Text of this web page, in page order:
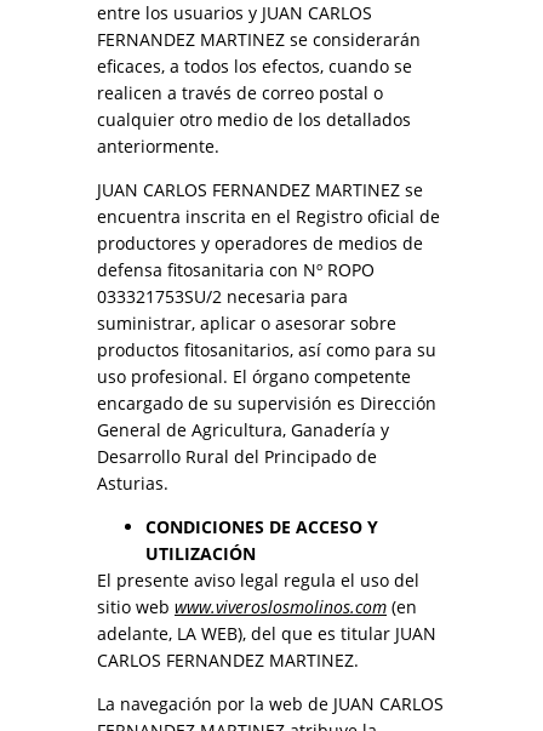
entre los usuarios y JUAN CARLOS
FERNANDEZ MARTINEZ se considerarán
eficaces, a todos los efectos, cuando se
realicen a través de correo postal o
cualquier otro medio de los detallados
anteriormente.
JUAN CARLOS FERNANDEZ MARTINEZ se
encuentra inscrita en el Registro oficial de
productores y operadores de medios de
defensa fitosanitaria con Nº ROPO
033321753SU/2 necesaria para
suministrar, aplicar o asesorar sobre
productos fitosanitarios, así como para su
uso profesional. El órgano competente
encargado de su supervisión es Dirección
General de Agricultura, Ganadería y
Desarrollo Rural del Principado de
Asturias.
CONDICIONES DE ACCESO Y
UTILIZACIÓN
El presente aviso legal regula el uso del
sitio web www.viveroslosmolinos.com (en
adelante, LA WEB), del que es titular JUAN
CARLOS FERNANDEZ MARTINEZ.
La navegación por la web de JUAN CARLOS